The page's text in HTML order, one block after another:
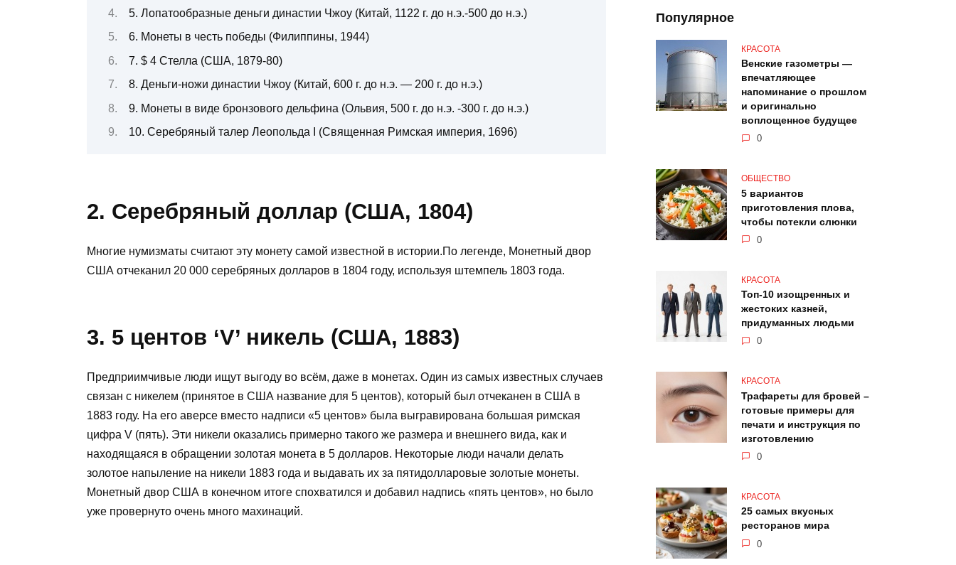
5. Лопатообразные деньги династии Чжоу (Китай, 1122 г. до н.э.-500 до н.э.)
6. Монеты в честь победы (Филиппины, 1944)
7. $ 4 Стелла (США, 1879-80)
8. Деньги-ножи династии Чжоу (Китай, 600 г. до н.э. — 200 г. до н.э.)
9. Монеты в виде бронзового дельфина (Ольвия, 500 г. до н.э. -300 г. до н.э.)
10. Серебряный талер Леопольда I (Священная Римская империя, 1696)
2. Серебряный доллар (США, 1804)
Многие нумизматы считают эту монету самой известной в истории.По легенде, Монетный двор
США отчеканил 20 000 серебряных долларов в 1804 году, используя штемпель 1803 года.
3. 5 центов ‘V’ никель (США, 1883)
Предприимчивые люди ищут выгоду во всём, даже в монетах. Один из самых известных случаев
связан с никелем (принятое в США название для 5 центов), который был отчеканен в США в
1883 году. На его аверсе вместо надписи «5 центов» была выгравирована большая римская
цифра V (пять). Эти никели оказались примерно такого же размера и внешнего вида, как и
находящаяся в обращении золотая монета в 5 долларов. Некоторые люди начали делать
золотое напыление на никели 1883 года и выдавать их за пятидолларовые золотые монеты.
Монетный двор США в конечном итоге спохватился и добавил надпись «пять центов», но было
уже провернуто очень много махинаций.
Популярное
КРАСОТА
Венские газометры —
впечатляющее
напоминание о прошлом
и оригинально
воплощенное будущее
0
ОБЩЕСТВО
5 вариантов
приготовления плова,
чтобы потекли слюнки
0
КРАСОТА
Топ-10 изощренных и
жестоких казней,
придуманных людьми
0
КРАСОТА
Трафареты для бровей –
готовые примеры для
печати и инструкция по
изготовлению
0
КРАСОТА
25 самых вкусных
ресторанов мира
0